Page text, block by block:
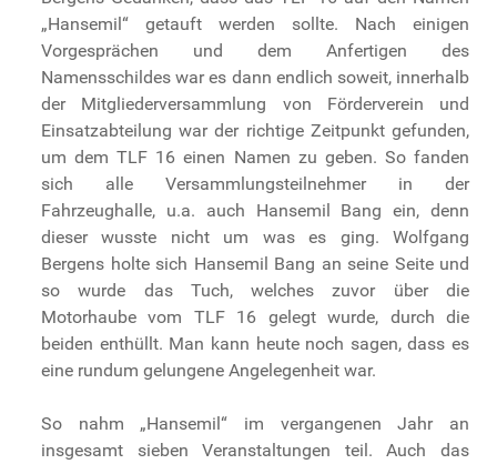
„Hansemil“ getauft werden sollte. Nach einigen
Vorgesprächen und dem Anfertigen des
Namensschildes war es dann endlich soweit, innerhalb
der Mitgliederversammlung von Förderverein und
Einsatzabteilung war der richtige Zeitpunkt gefunden,
um dem TLF 16 einen Namen zu geben. So fanden
sich alle Versammlungsteilnehmer in der
Fahrzeughalle, u.a. auch Hansemil Bang ein, denn
dieser wusste nicht um was es ging. Wolfgang
Bergens holte sich Hansemil Bang an seine Seite und
so wurde das Tuch, welches zuvor über die
Motorhaube vom TLF 16 gelegt wurde, durch die
beiden enthüllt. Man kann heute noch sagen, dass es
eine rundum gelungene Angelegenheit war.
So nahm „Hansemil“ im vergangenen Jahr an
insgesamt sieben Veranstaltungen teil. Auch das